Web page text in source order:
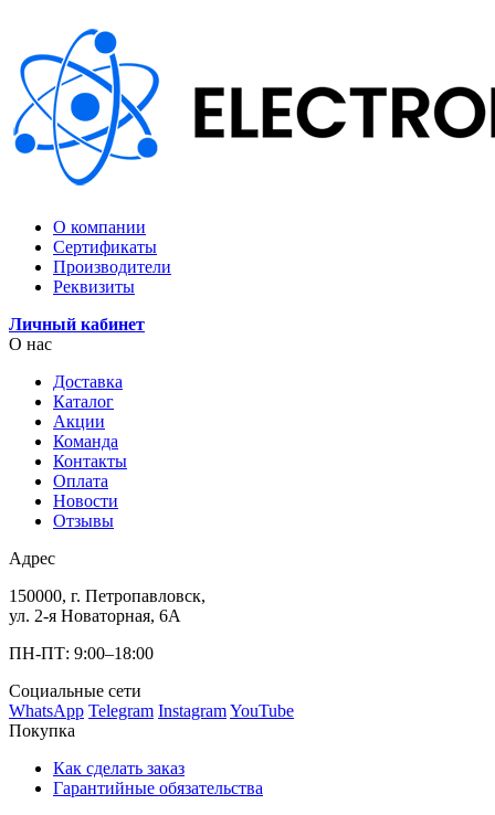
О компании
Сертификаты
Производители
Реквизиты
Личный кабинет
О нас
Доставка
Каталог
Акции
Команда
Контакты
Оплата
Новости
Отзывы
Адрес
150000, г. Петропавловск,
ул. 2-я Новаторная, 6А
ПН-ПТ: 9:00–18:00
Социальные сети
WhatsApp Telegram InstagramYouTube
Покупка
Как сделать заказ
Гарантийные обязательства